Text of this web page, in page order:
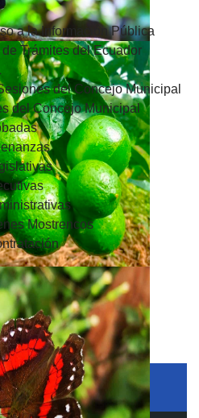
a la Información Pública
Trámites del Ecuador
del Concejo Municipal
del Concejo Municipal
Mostrencos